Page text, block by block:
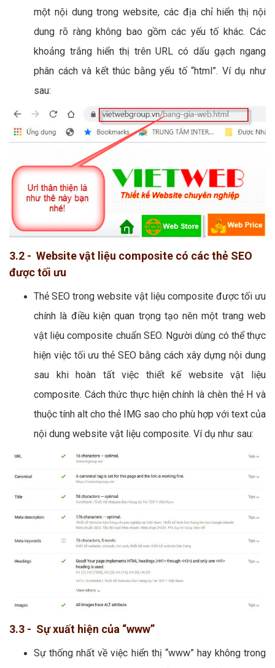
một nội dung trong website, các địa chỉ hiển thị nội
dung rõ ràng không bao gồm các yếu tố khác. Các
khoảng trắng hiển thị trên URL có dấu gạch ngang
phân cách và kết thúc bằng yếu tố “html”. Ví dụ như
sau:
3.2 - Website vật liệu composite có các thẻ SEO
được tối ưu
Thẻ SEO trong website vật liệu composite được tối ưu
chính là điều kiện quan trọng tạo nên một trang web
vật liệu composite chuẩn SEO. Người dùng có thể thực
hiện việc tối ưu thẻ SEO bằng cách xây dựng nội dung
sau khi hoàn tất việc thiết kế website vật liệu
composite. Cách thức thực hiện chính là chèn thẻ H và
thuộc tính alt cho thẻ IMG sao cho phù hợp với text của
nội dung website vật liệu composite. Ví dụ như sau:
3.3 - Sự xuất hiện của “www”
Sự thống nhất về việc hiển thị “www” hay không trong